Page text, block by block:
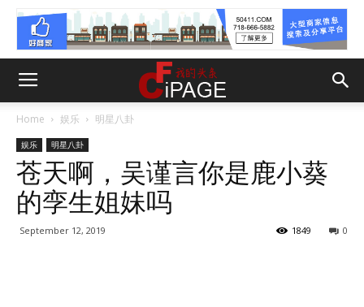
Home 娱乐 明星八卦
娱乐 明星八卦
苍天啊，吴谨言你是鹿小葵
的孪生姐妹吗
September 12, 2019 0
1849